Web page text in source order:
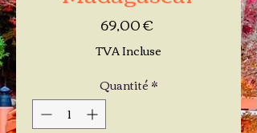
69,00 €Prix
TVA Incluse
Quantité*